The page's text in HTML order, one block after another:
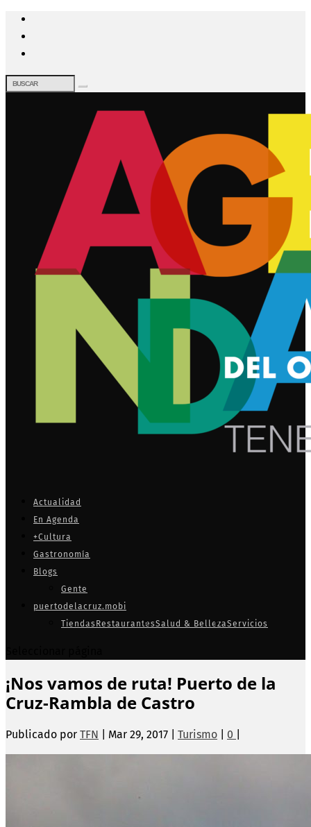
Actualidad
En Agenda
+Cultura
Gastronomía
Blogs
Gente
puertodelacruz.mobi
Tiendas RestaurantesSalud & BellezaServicios
¡Nos vamos de ruta! Puerto de la
Cruz-Rambla de Castro
Publicado por TFN Mar 29, 2017 Turismo 0